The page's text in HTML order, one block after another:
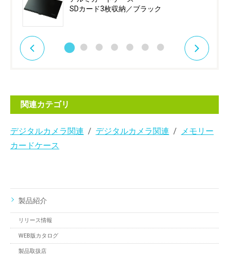
SDカード3枚収納／ブラック
関連カテゴリ
デジタルカメラ関連 デジタルカメラ関連
メモリー
カードケース
製品紹介
リリース情報
WEB版カタログ
製品取扱店